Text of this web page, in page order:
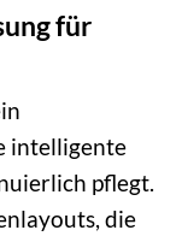
für
intelligente
pflegt.
die